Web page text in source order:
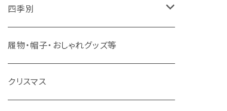
春夏用
秋冬用
女の子用
春夏用
秋冬用
ドレス
春夏用
秋冬用
四季別
春
夏
履物・帽子・おしゃれグッズ等
クリスマス